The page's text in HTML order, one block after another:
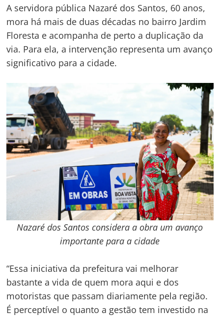
A servidora pública Nazaré dos Santos, 60 anos,
mora há mais de duas décadas no bairro Jardim
Floresta e acompanha de perto a duplicação da
via. Para ela, a intervenção representa um avanço
significativo para a cidade.
Nazaré dos Santos considera a obra um avanço
importante para a cidade
“Essa iniciativa da prefeitura vai melhorar
bastante a vida de quem mora aqui e dos
motoristas que passam diariamente pela região.
É perceptível o quanto a gestão tem investido na